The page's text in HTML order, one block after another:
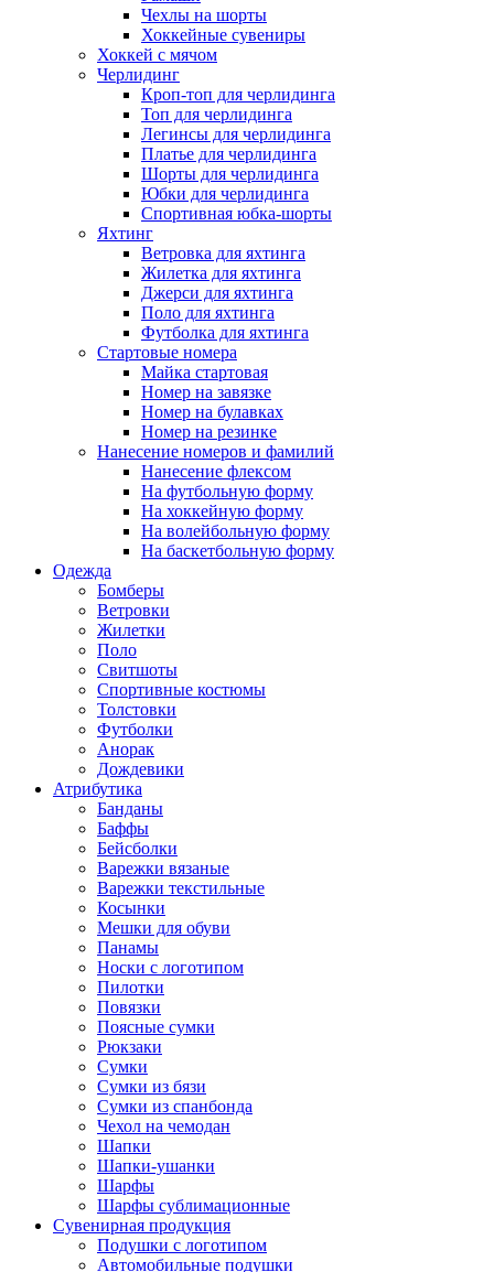
Чехлы на шорты
Хоккейные сувениры
Хоккей с мячом
Черлидинг
Кроп-топ для черлидинга
Топ для черлидинга
Легинсы для черлидинга
Платье для черлидинга
Шорты для черлидинга
Юбки для черлидинга
Спортивная юбка-шорты
Яхтинг
Ветровка для яхтинга
Жилетка для яхтинга
Джерси для яхтинга
Поло для яхтинга
Футболка для яхтинга
Стартовые номера
Майка стартовая
Номер на завязке
Номер на булавках
Номер на резинке
Нанесение номеров и фамилий
Нанесение флексом
На футбольную форму
На хоккейную форму
На волейбольную форму
На баскетбольную форму
Одежда
Бомберы
Ветровки
Жилетки
Поло
Свитшоты
Спортивные костюмы
Толстовки
Футболки
Анорак
Дождевики
Атрибутика
Банданы
Баффы
Бейсболки
Варежки вязаные
Варежки текстильные
Косынки
Мешки для обуви
Панамы
Носки с логотипом
Пилотки
Повязки
Поясные сумки
Рюкзаки
Сумки
Сумки из бязи
Сумки из спанбонда
Чехол на чемодан
Шапки
Шапки-ушанки
Шарфы
Шарфы сублимационные
Сувенирная продукция
Подушки с логотипом
Автомобильные подушки